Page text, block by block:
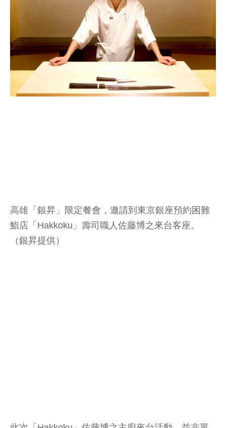
高雄「銀昇」限定餐會，邀請到東京銀座預約困難
鮨店「Hakkoku」壽司職人佐藤博之來台客座。
（銀昇提供）